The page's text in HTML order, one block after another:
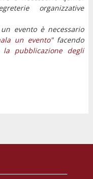
organizzative
evento è necessario
un evento" facendo
pubblicazione degli